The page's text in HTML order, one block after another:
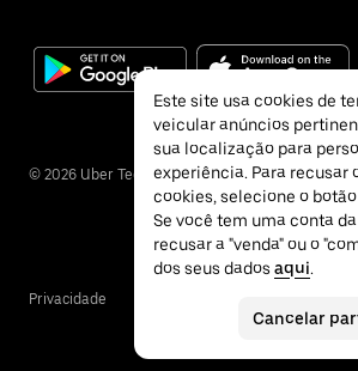
© 2026 Uber Technologies Inc.
Privacidade
Este site usa cookies de
veicular anúncios
sua localização para
experiência. Para recusar
cookies, selecione o
Se você tem uma conta
recusar a "venda" ou o
dos seus dados aqui.
Cancelar